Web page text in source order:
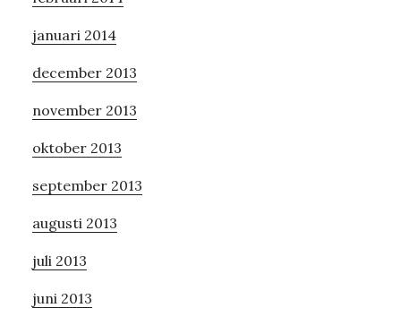
januari 2014
december 2013
november 2013
oktober 2013
september 2013
augusti 2013
juli 2013
juni 2013